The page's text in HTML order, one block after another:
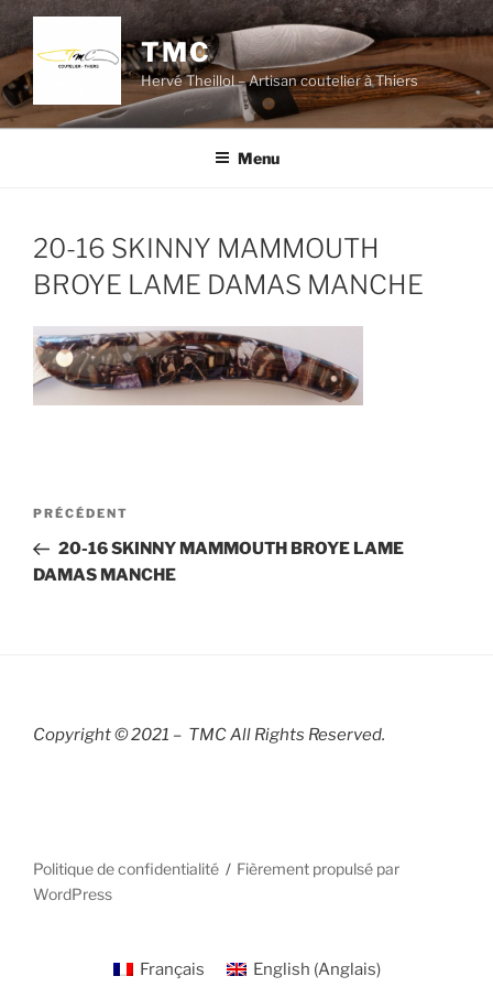
Aller
contenu
principal
TMC
Hervé Theillol – Artisan coutelier à Thiers
Menu
20-16 SKINNY MAMMOUTH
BROYE LAME DAMAS MANCHE
Navigation
l’article
Article
précédent
PRÉCÉDENT
20-16 SKINNY MAMMOUTH BROYE LAME
DAMAS MANCHE
Copyright © 2021 – TMC All Rights Reserved.
Politique de confidentialité
Fièrement propulsé par
WordPress
Français English (Anglais)